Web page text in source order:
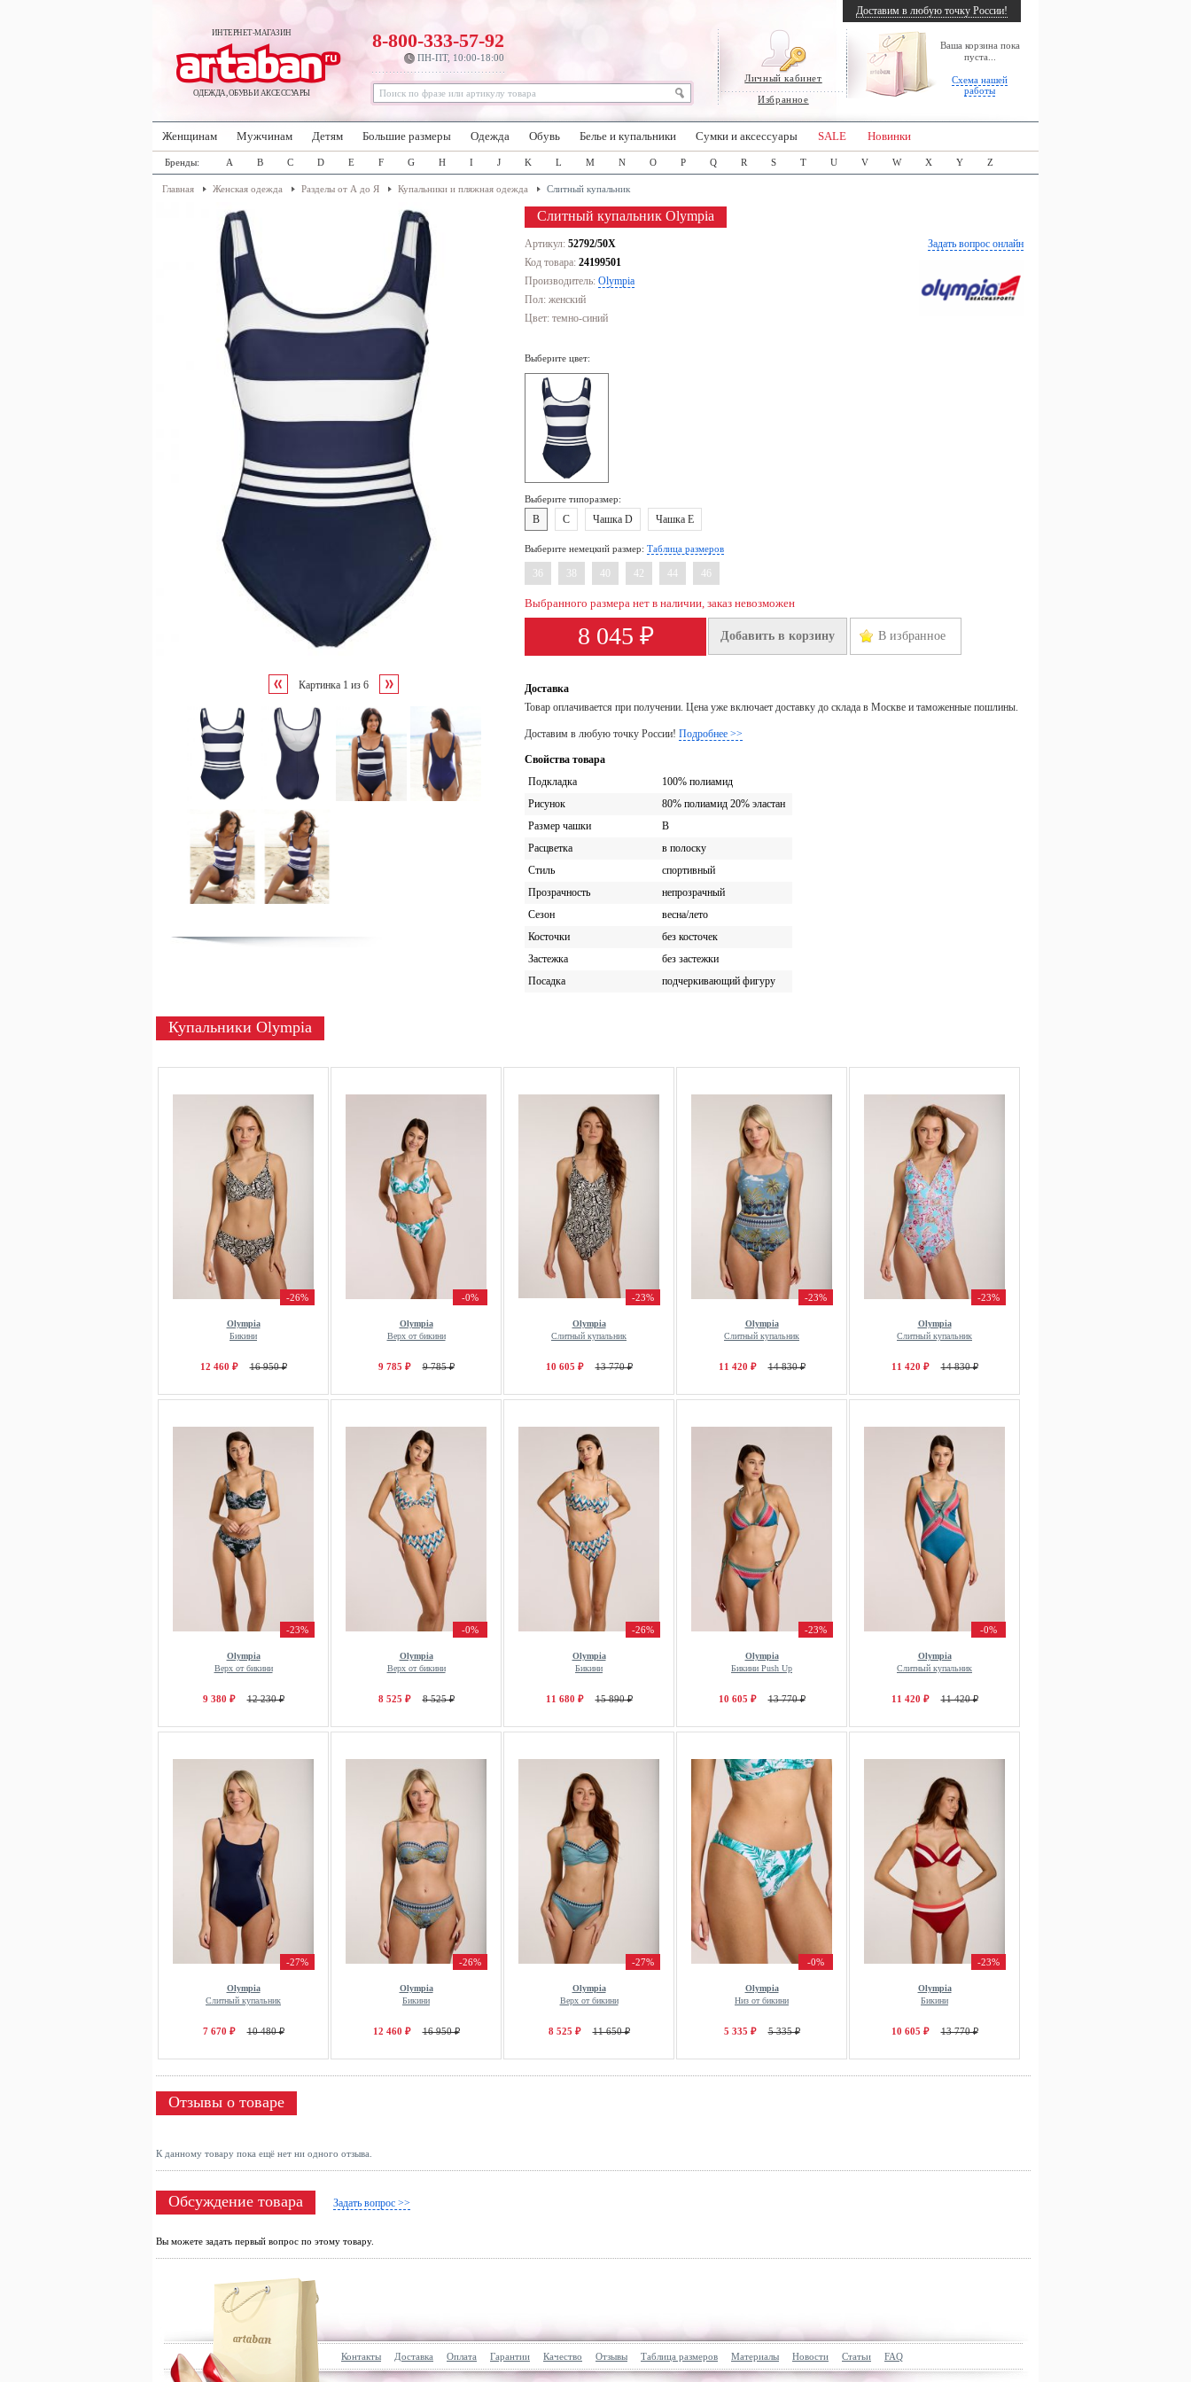
ИНТЕРНЕТ-МАГАЗИН
ОДЕЖДА, ОБУВЬ И АКСЕССУАРЫ
Личный кабинет
Избранное
Ваша корзина пока
пуста...
Схема нашей
работы
8-800-333-57-92
ПН-ПТ, 10:00-18:00
Доставим в любую точку России!
Женщинам Мужчинам Детям Большие размеры Одежда Обувь Белье и купальники Сумки и аксессуары SALE Новинки
Бренды: A B C D E F G H I J K L M N O P Q R S T U V W X Y Z
Главная Женская одежда Разделы от А до Я Купальники и пляжная одежда Слитный купальник
Картинка 1 из 6
Слитный купальник Olympia
Задать вопрос онлайн
Артикул: 52792/50X
Код товара: 24199501
Производитель: Olympia
Пол: женский
Цвет: темно-синий
Выберите цвет:
Выберите типоразмер:
B C Чашка D Чашка E
Выберите немецкий размер: Таблица размеров
36 40 42 44 46
Выбранного размера нет в наличии, заказ невозможен
8 045 ₽ Добавить в корзину В избранное
Доставка
Товар оплачивается при получении. Цена уже включает доставку до склада в Москве и таможенные пошлины.
Доставим в любую точку России! Подробнее >>
Свойства товара
Подкладка
100% полиамид
Рисунок
80% полиамид 20% эластан
Размер чашки
B
Расцветка
в полоску
Стиль
спортивный
Прозрачность
непрозрачный
Сезон
весна/лето
Косточки
без косточек
Застежка
без застежки
Посадка
подчеркивающий фигуру
Купальники Olympia
-26%
Olympia
Бикини
12 460 ₽ 16 950 ₽
-0%
Olympia
Верх от бикини
9 785 ₽ 9 785 ₽
-23%
Olympia
Слитный купальник
10 605 ₽ 13 770 ₽
-23%
Olympia
Слитный купальник
11 420 ₽ 14 830 ₽
-23%
Olympia
Слитный купальник
11 420 ₽ 14 830 ₽
-23%
Olympia
Верх от бикини
9 380 ₽ 12 230 ₽
-0%
Olympia
Верх от бикини
8 525 ₽ 8 525 ₽
-26%
Olympia
Бикини
11 680 ₽ 15 890 ₽
-23%
Olympia
Бикини Push Up
10 605 ₽ 13 770 ₽
-0%
Olympia
Слитный купальник
11 420 ₽ 11 420 ₽
-27%
Olympia
Слитный купальник
7 670 ₽ 10 480 ₽
-26%
Olympia
Бикини
12 460 ₽ 16 950 ₽
-27%
Olympia
Верх от бикини
8 525 ₽ 11 650 ₽
-0%
Olympia
Низ от бикини
5 335 ₽ 5 335 ₽
-23%
Olympia
Бикини
10 605 ₽ 13 770 ₽
Отзывы о товаре
К данному товару пока ещё нет ни одного отзыва.
Обсуждение товара Задать вопрос >>
Вы можете задать первый вопрос по этому товару.
Контакты Доставка Оплата Гарантии Качество Отзывы Таблица размеров Материалы Новости Статьи FAQ